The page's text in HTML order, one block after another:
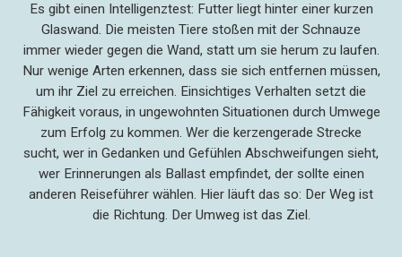
Es gibt einen Intelligenztest: Futter liegt hinter einer kurzen
Glaswand. Die meisten Tiere stoßen mit der Schnauze
immer wieder gegen die Wand, statt um sie herum zu laufen.
Nur wenige Arten erkennen, dass sie sich entfernen müssen,
um ihr Ziel zu erreichen. Einsichtiges Verhalten setzt die
Fähigkeit voraus, in ungewohnten Situationen durch Umwege
zum Erfolg zu kommen. Wer die kerzengerade Strecke
sucht, wer in Gedanken und Gefühlen Abschweifungen sieht,
wer Erinnerungen als Ballast empfindet, der sollte einen
anderen Reiseführer wählen. Hier läuft das so: Der Weg ist
die Richtung. Der Umweg ist das Ziel.